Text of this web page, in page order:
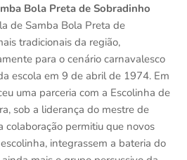
Bola Preta de Sobradinho
de Samba Bola Preta de
tradicionais da região,
para o cenário carnavalesco
escola em 9 de abril de 1974. Em
uma parceria com a Escolinha de
sob a liderança do mestre de
colaboração permitiu que novos
integrassem a bateria do